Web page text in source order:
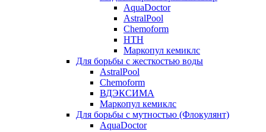
AquaDoctor
AstralPool
Chemoform
HTH
Маркопул кемиклс
Для борьбы с жесткостью воды
AstralPool
Chemoform
ВДЭКСИМА
Маркопул кемиклс
Для борьбы с мутностью (Флокулянт)
AquaDoctor